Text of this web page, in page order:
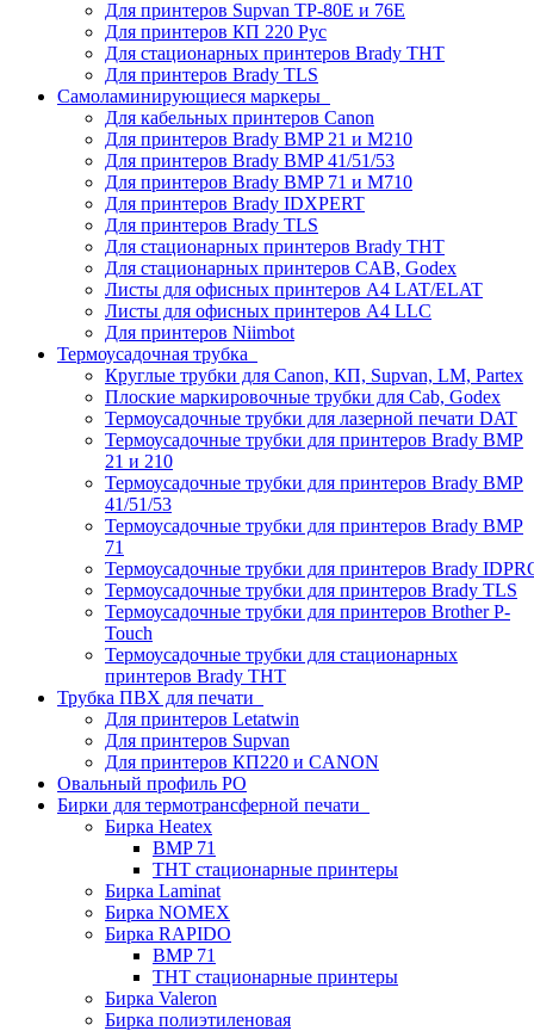
Для принтеров Supvan TP-80E и 76E
Для принтеров КП 220 Рус
Для стационарных принтеров Brady THT
Для принтеров Brady TLS
Самоламинирующиеся маркеры
Для кабельных принтеров Canon
Для принтеров Brady BMP 21 и M210
Для принтеров Brady BMP 41/51/53
Для принтеров Brady BMP 71 и M710
Для принтеров Brady IDXPERT
Для принтеров Brady TLS
Для стационарных принтеров Brady THT
Для стационарных принтеров CAB, Godex
Листы для офисных принтеров А4 LAT/ELAT
Листы для офисных принтеров А4 LLC
Для принтеров Niimbot
Термоусадочная трубка
Круглые трубки для Canon, КП, Supvan, LM, Partex
Плоские маркировочные трубки для Cab, Godex
Термоусадочные трубки для лазерной печати DAT
Термоусадочные трубки для принтеров Brady BMP
21 и 210
Термоусадочные трубки для принтеров Brady BMP
41/51/53
Термоусадочные трубки для принтеров Brady BMP
71
Термоусадочные трубки для принтеров Brady
Термоусадочные трубки для принтеров Brady TLS
Термоусадочные трубки для принтеров Brother P-
Touch
Термоусадочные трубки для стационарных
принтеров Brady THT
Трубка ПВХ для печати
Для принтеров Letatwin
Для принтеров Supvan
Для принтеров КП220 и CANON
Овальный профиль PO
Бирки для термотрансферной печати
Бирка Heatex
BMP 71
THT стационарные принтеры
Бирка Laminat
Бирка NOMEX
Бирка RAPIDO
BMP 71
THT стационарные принтеры
Бирка Valeron
Бирка полиэтиленовая